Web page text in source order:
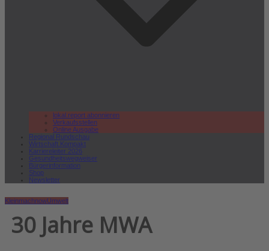
lokal.report abonnieren
Verkaufsstellen
Online Ausgabe
Regional Rundschau
Wirtschaft.Kompakt
Karriereleiter 2026
Gesundheitswegweiser
Bürgerinformation
Shop
Newsletter
KleinmachnowUmwelt
30 Jahre MWA